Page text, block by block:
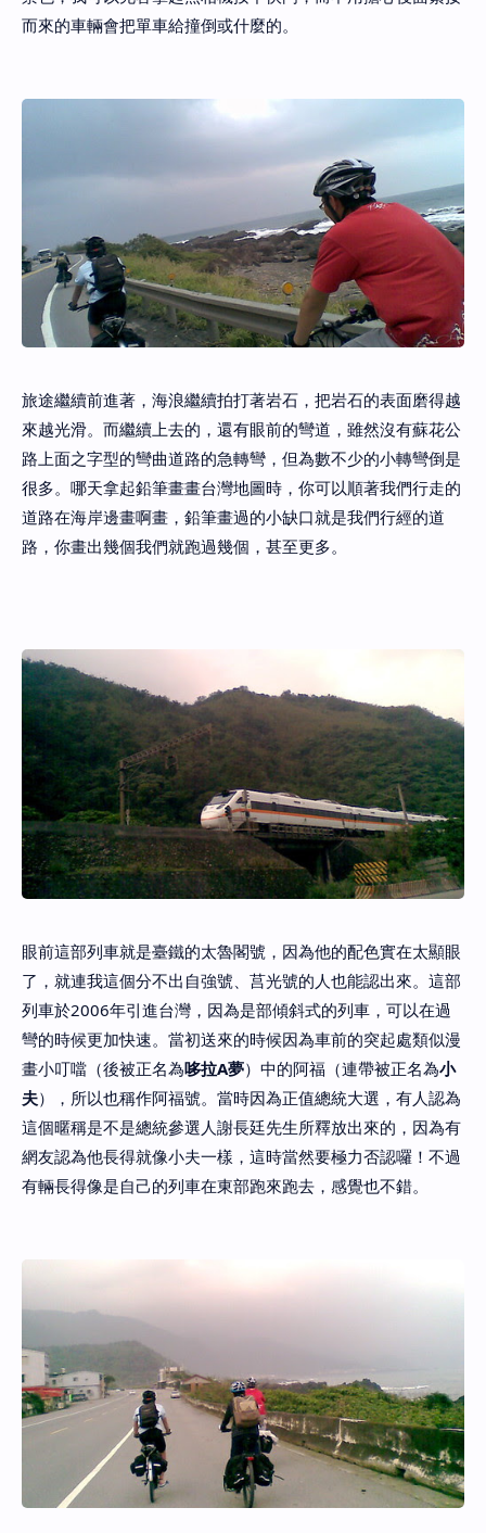
而來的車輛會把單車給撞倒或什麼的。
旅途繼續前進著，海浪繼續拍打著岩石，把岩石的表面磨得越
來越光滑。而繼續上去的，還有眼前的彎道，雖然沒有蘇花公
路上面之字型的彎曲道路的急轉彎，但為數不少的小轉彎倒是
很多。哪天拿起鉛筆畫畫台灣地圖時，你可以順著我們行走的
道路在海岸邊畫啊畫，鉛筆畫過的小缺口就是我們行經的道
路，你畫出幾個我們就跑過幾個，甚至更多。
眼前這部列車就是臺鐵的太魯閣號，因為他的配色實在太顯眼
了，就連我這個分不出自強號、莒光號的人也能認出來。這部
列車於2006年引進台灣，因為是部傾斜式的列車，可以在過
彎的時候更加快速。當初送來的時候因為車前的突起處類似漫
畫小叮噹（後被正名為哆拉A夢）中的阿福（連帶被正名為小
夫），所以也稱作阿福號。當時因為正值總統大選，有人認為
這個暱稱是不是總統參選人謝長廷先生所釋放出來的，因為有
網友認為他長得就像小夫一樣，這時當然要極力否認囉！不過
有輛長得像是自己的列車在東部跑來跑去，感覺也不錯。